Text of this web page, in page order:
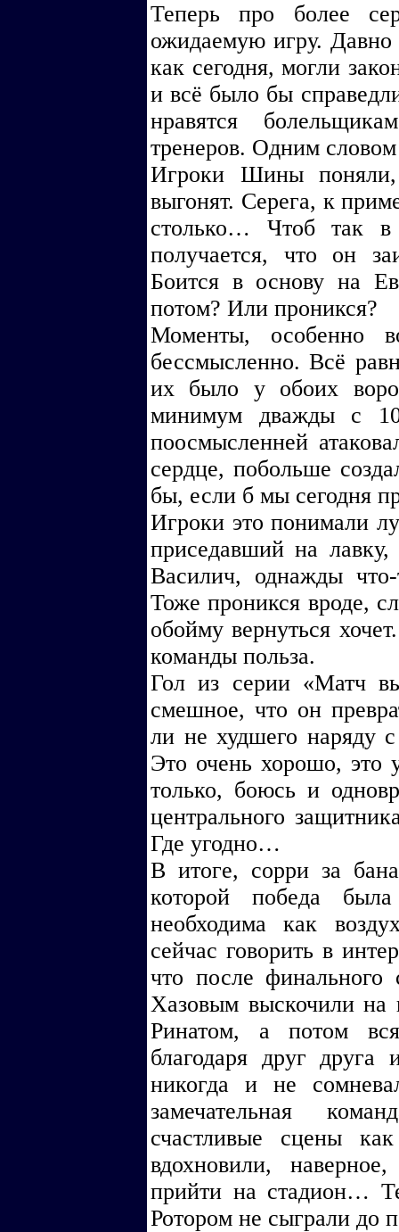
Теперь про более
ожидаемую игру. Давно
как сегодня, могли
и всё было бы
нравятся
тренеров. Одним
Игроки Шины поняли,
выгонят. Серега, к
столько… Чтоб так
получается, что он
Боится в основу на
потом? Или проникся?
Моменты, особенно
бессмысленно. Всё
их было у обоих
минимум дважды с
поосмысленней
сердце, побольше
бы, если б мы сегодня
Игроки это понимали
приседавший на
Василич, однажды
Тоже проникся вроде,
обойму вернуться
команды польза.
Гол из серии «Матч
смешное, что он
ли не худшего наряду
Это очень хорошо, это
только, боюсь и
центрального
Где угодно…
В итоге, сорри за
которой победа
необходима как
сейчас говорить в
что после финального
Хазовым выскочили на
Ринатом, а потом
благодаря друг
никогда и не
замечательная
счастливые сцены
вдохновили,
прийти на стадион…
Ротором не сыграли до